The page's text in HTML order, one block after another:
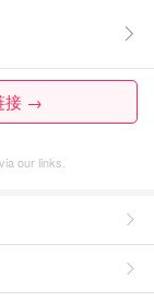
接 →
our links.